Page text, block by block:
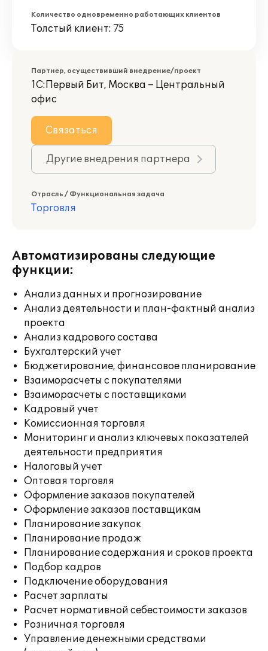
Количество одновременно работающих клиентов
Толстый клиент: 75
Партнер, осуществивший внедрение/проект
1С:Первый Бит, Москва – Центральный
офис
Связаться
Другие внедрения партнера
Отрасль / Функциональная задача
Торговля
Автоматизированы следующие
функции:
Анализ данных и прогнозирование
Анализ деятельности и план-фактный анализ
проекта
Анализ кадрового состава
Бухгалтерский учет
Бюджетирование, финансовое планирование
Взаиморасчеты с покупателями
Взаиморасчеты с поставщиками
Кадровый учет
Комиссионная торговля
Мониторинг и анализ ключевых показателей
деятельности предприятия
Налоговый учет
Оптовая торговля
Оформление заказов покупателей
Оформление заказов поставщикам
Планирование закупок
Планирование продаж
Планирование содержания и сроков проекта
Подбор кадров
Подключение оборудования
Расчет зарплаты
Расчет нормативной себестоимости заказов
Розничная торговля
Управление денежными средствами